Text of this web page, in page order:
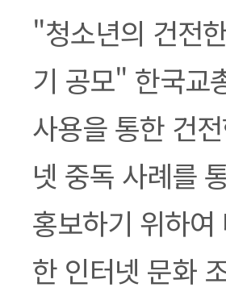
본문
"청소년의 건전
기 공모" 한국교
사용을 통한 건
넷 중독 사례를
홍보하기 위하
한 인터넷 문화